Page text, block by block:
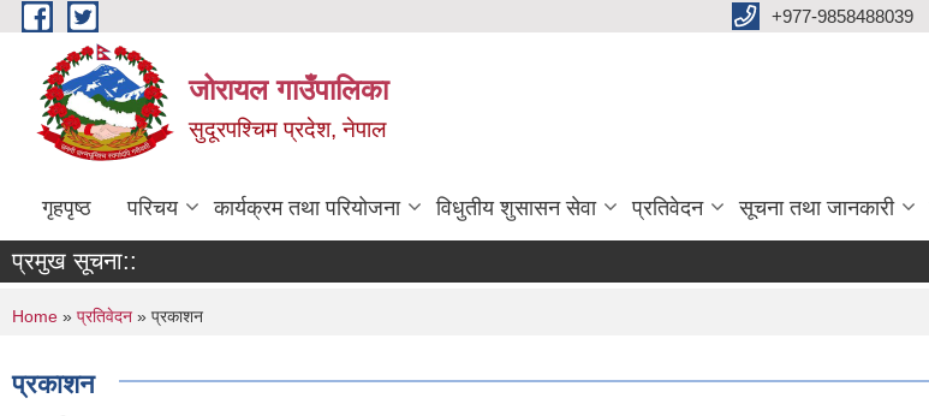
Skip to main content ‌+977-9858488039
जोरायल गाउँपालिका
सुदूरपश्चिम प्रदेश, नेपाल
गृहपृष्ठ परिचय कार्यक्रम तथा परियोजना विधुतीय शुसासन सेवा प्रतिवेदन सूचना तथा जानकारी
प्रमुख सूचना::
You are here
Home » प्रतिवेदन » प्रकाशन
प्रकाशन